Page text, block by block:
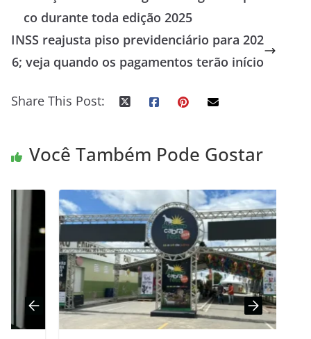
co durante toda edição 2025
INSS reajusta piso previdenciário para 202
6; veja quando os pagamentos terão início
Share This Post:
Você Também Pode Gostar